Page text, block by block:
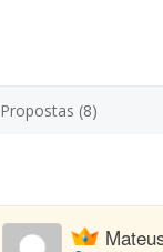
Propostas (8)